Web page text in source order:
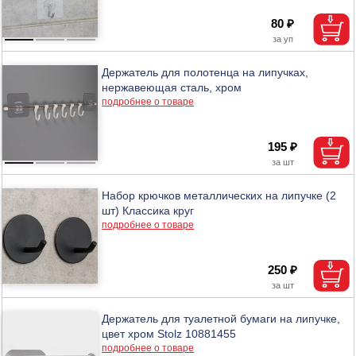
80 ₽
Держатель для полотенца на липучках,
нержавеющая сталь, хром
подробнее о товаре
195 ₽
Набор крючков металлических на липучке (2
шт) Классика круг
подробнее о товаре
250 ₽
Держатель для туалетной бумаги на липучке,
цвет хром Stolz 10881455
подробнее о товаре